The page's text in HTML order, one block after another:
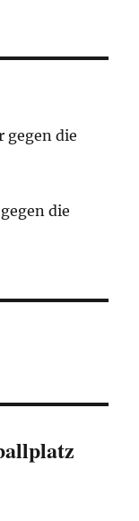
gegen die
die